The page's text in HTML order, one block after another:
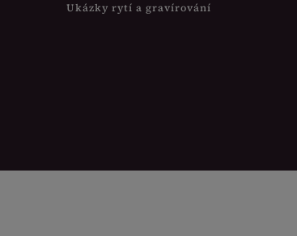
Ukázky rytí a gravírování